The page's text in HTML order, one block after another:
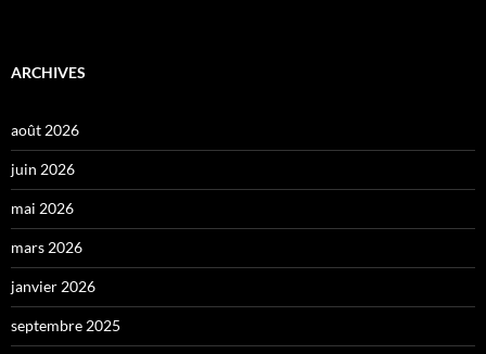
ARCHIVES
août 2026
juin 2026
mai 2026
mars 2026
janvier 2026
septembre 2025